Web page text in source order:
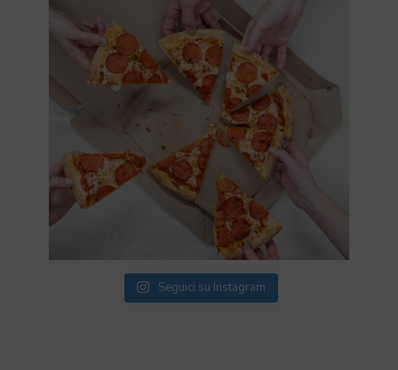
Seguici su Instagram